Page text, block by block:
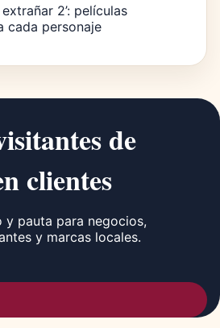
2’: películas
cada personaje
de
clientes
y pauta para negocios,
y marcas locales.